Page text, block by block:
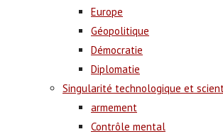
Europe
Géopolitique
Démocratie
Diplomatie
Singularité technologique et
armement
Contrôle mental